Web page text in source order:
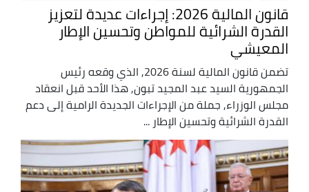
قانون المالية 2026: إجراءات عديدة لتعزيز
القدرة الشرائية للمواطن وتحسين الإطار
المعيشي
تضمن قانون المالية لسنة 2026, الذي وقعه رئيس
الجمهورية السيد عبد المجيد تبون, هذا الأحد قبل انعقاد
مجلس الوزراء, جملة من الإجراءات الجديدة الرامية إلى دعم
القدرة الشرائية وتحسين الإطار ...